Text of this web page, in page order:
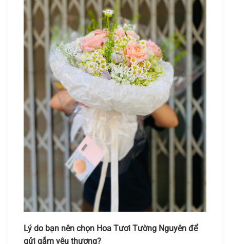
Lý do bạn nên chọn Hoa Tươi Tường Nguyên để
gửi gắm yêu thương?